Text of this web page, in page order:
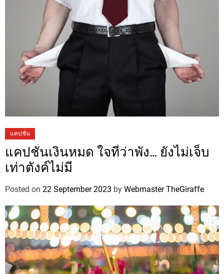
แคปชั่น
แคปชั่นเงินหมด ใจที่ว่าพัง… ยังไม่เจ็บ
เท่าตังค์ไม่มี
Posted on 22 September 2023 by Webmaster TheGiraffe